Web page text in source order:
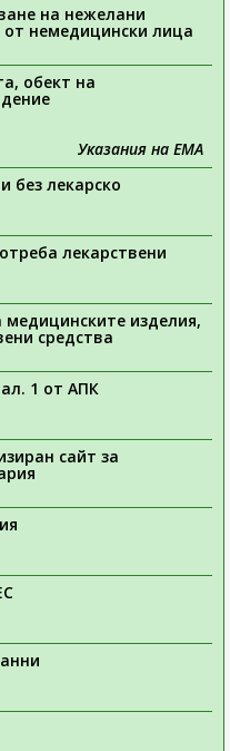
на нежелани
немедицински лица
обект на
Указания на ЕМА
без лекарско
лекарствени
медицинските изделия,
средства
1 от АПК
сайт за